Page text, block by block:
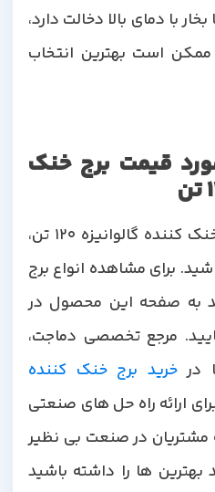
با دمای بالا دخالت دارد،
ممکن است بهترین انتخاب
قیمت برج خنک
برای استعلام قیمت برج خنک کننده گالوانیزه 120 تن،
برای مشاهده انواع برج
به صفحه این محصول در
مرجع تخصصی دماجت،
درخرید برج خنک کننده
ارائه راه حل های صنعتی
مشتریان در صنعت بی نظیر
ها را داشته باشید